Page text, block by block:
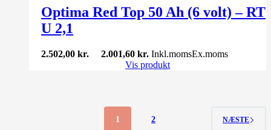
Optima Red Top 50 Ah (6 volt) – RT
U 2,1
2.502,00 kr. 2.001,60 kr. Inkl.momsEx.moms
Vis produkt
1 2 NÆSTE